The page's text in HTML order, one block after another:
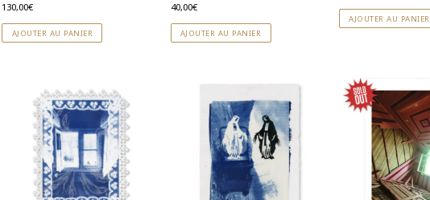
130,00€
AJOUTER AU PANIER
40,00€
AJOUTER AU PANIER
AJOUTER AU PANIER